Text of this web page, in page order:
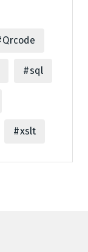
Qrcode
sql
xslt